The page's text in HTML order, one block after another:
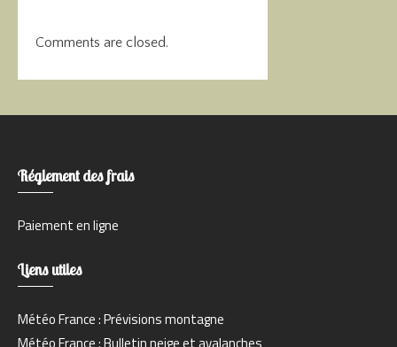
Comments are closed.
Réglement des frais
Paiement en ligne
Liens utiles
Météo France : Prévisions montagne
Météo France : Bulletin neige et avalanches